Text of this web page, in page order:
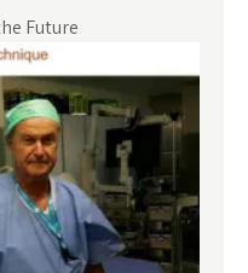
Future